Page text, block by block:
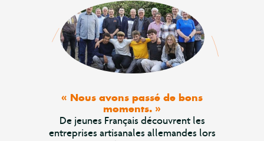
« Nous avons passé de bons
moments. »
De jeunes Français découvrent les
entreprises artisanales allemandes lors